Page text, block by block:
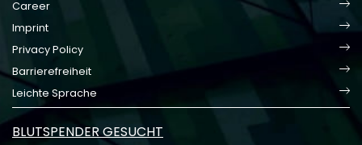
Career
Imprint
Privacy Policy
Barrierefreiheit
Leichte Sprache
BLUTSPENDER GESUCHT